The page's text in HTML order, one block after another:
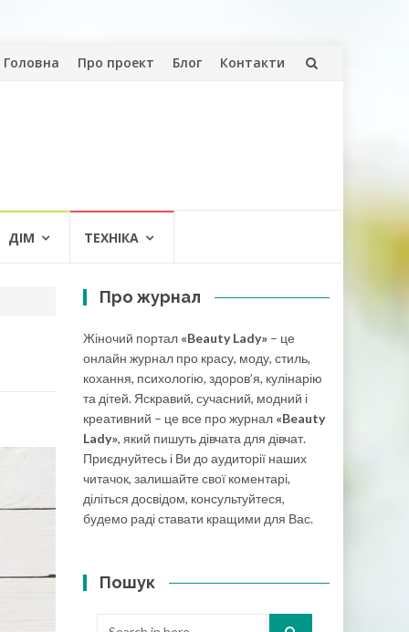
Головна Про проект Блог Контакти
ДІМ ТЕХНІКА
Про журнал
Жіночий портал «Beauty Lady» – це
онлайн журнал про красу, моду, стиль,
кохання, психологію, здоров’я, кулінарію
та дітей. Яскравий, сучасний, модний і
креативний – це все про журнал «Beauty
Lady», який пишуть дівчата для дівчат.
Приєднуйтесь і Ви до аудиторії наших
читачок, залишайте свої коментарі,
діліться досвідом, консультуйтеся,
будемо раді ставати кращими для Вас.
Пошук